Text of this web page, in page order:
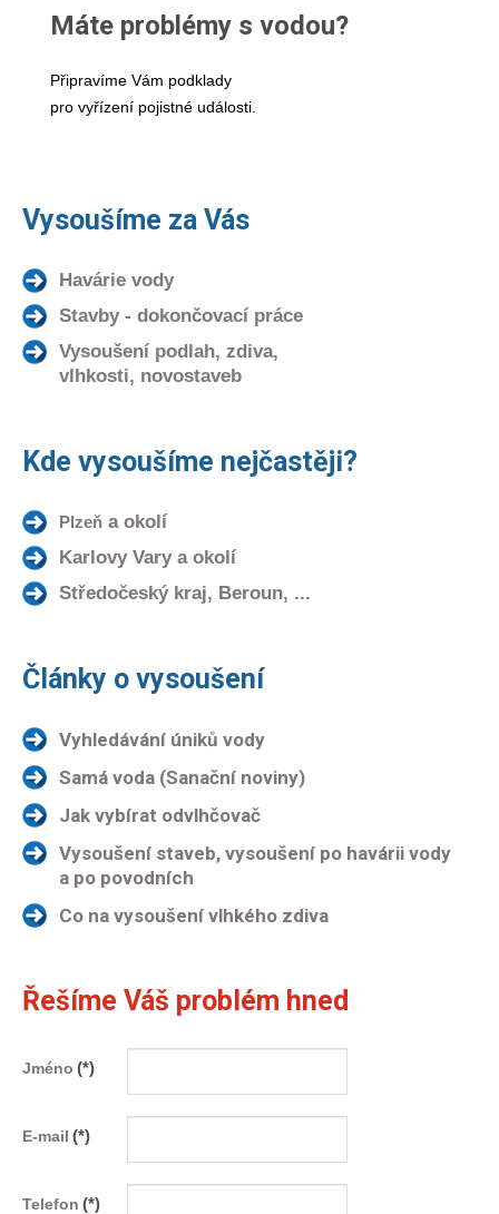
Máte problémy s vodou?
Připravíme Vám podklady
pro vyřízení pojistné události.
Vysoušíme za Vás
Havárie vody
Stavby - dokončovací práce
Vysoušení podlah, zdiva,
vlhkosti, novostaveb
Kde vysoušíme nejčastěji?
Plzeň a okolí
Karlovy Vary a okolí
Středočeský kraj, Beroun, ...
Články o vysoušení
Vyhledávání úniků vody
Samá voda (Sanační noviny)
Jak vybírat odvlhčovač
Vysoušení staveb, vysoušení po havárii vody
a po povodních
Co na vysoušení vlhkého zdiva
Řešíme Váš problém hned
Jméno (*)
E-mail (*)
Telefon (*)